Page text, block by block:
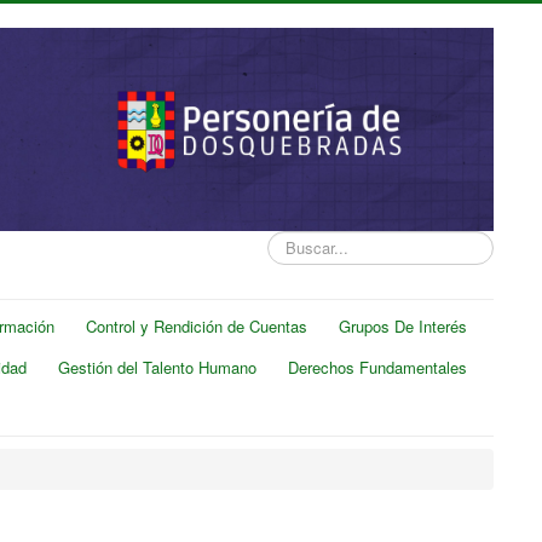
Buscar...
Control y Rendición de Cuentas
Grupos De Interés
Gestión del Talento Humano
Derechos Fundamentales